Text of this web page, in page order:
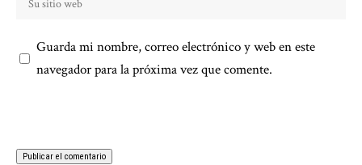
Guarda mi nombre, correo electrónico y web en este
navegador para la próxima vez que comente.